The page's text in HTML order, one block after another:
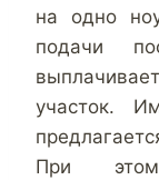
на одно
подачи
участок.
При